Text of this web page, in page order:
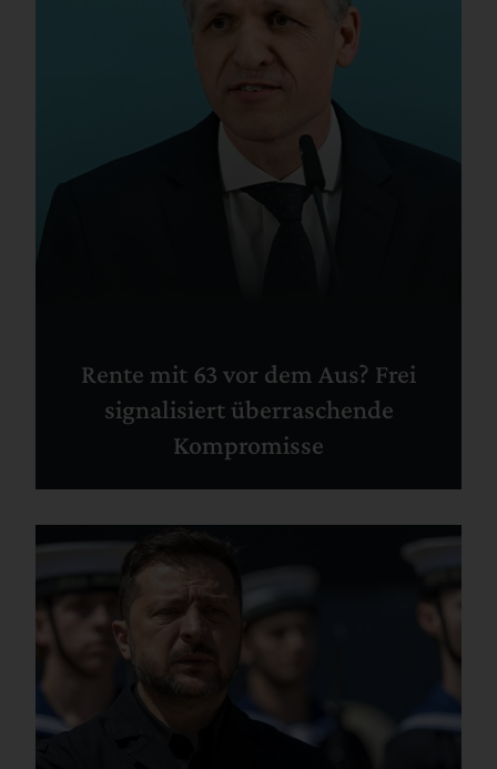
Rente mit 63 vor dem Aus? Frei
signalisiert überraschende
Kompromisse